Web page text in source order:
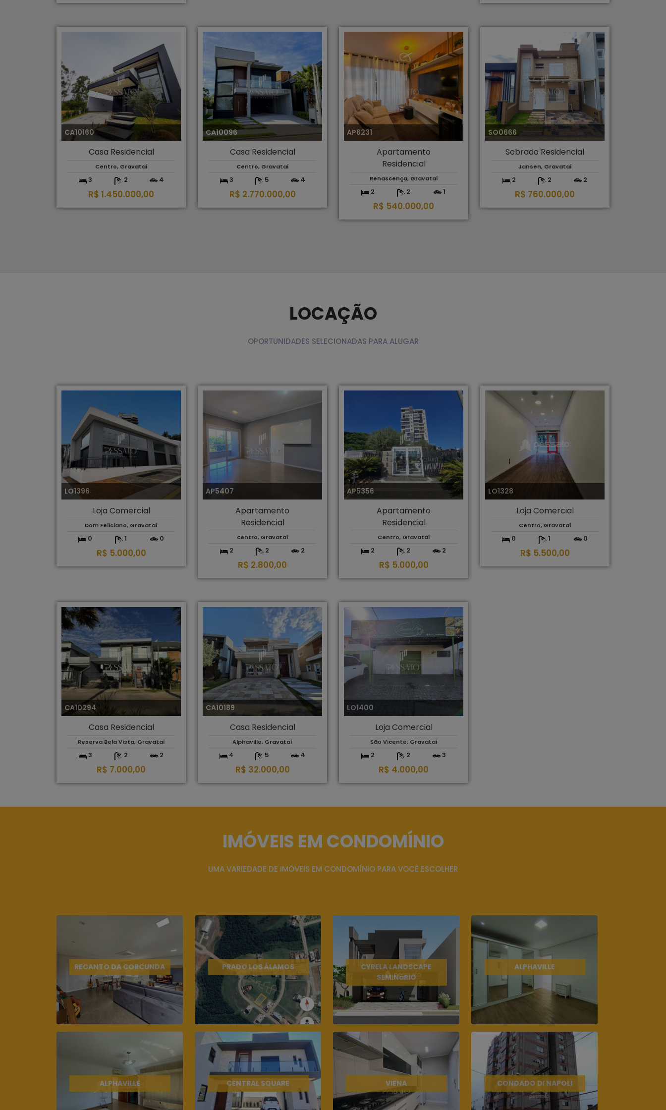
CA10160
Casa Residencial
Centro, Gravataí
3 2 4
R$ 1.450.000,00
CA10096
Casa Residencial
Centro, Gravataí
3 5 4
R$ 2.770.000,00
AP6231
Apartamento
Residencial
Renascença, Gravataí
2 2 1
R$ 540.000,00
SO0666
Sobrado Residencial
Jansen, Gravataí
2 2 2
R$ 760.000,00
LOCAÇÃO
OPORTUNIDADES SELECIONADAS PARA ALUGAR
LO1396
Loja Comercial
Dom Feliciano, Gravataí
0 1 0
R$ 5.000,00
AP5407
Apartamento
Residencial
centro, Gravataí
2 2 2
R$ 2.800,00
AP5356
Apartamento
Residencial
Centro, Gravataí
2 2 2
R$ 5.000,00
LO1328
Loja Comercial
Centro, Gravataí
0 1 0
R$ 5.500,00
CA10294
Casa Residencial
Reserva Bela Vista, Gravataí
3 2 2
R$ 7.000,00
CA10189
Casa Residencial
Alphaville, Gravataí
4 5 4
R$ 32.000,00
LO1400
Loja Comercial
São Vicente, Gravataí
2 2 3
R$ 4.000,00
IMÓVEIS EM CONDOMÍNIO
UMA VARIEDADE DE IMÓVEIS EM CONDOMÍNIO PARA VOCÊ ESCOLHER
RECANTO DA CORCUNDA PRADO LOS ÁLAMOS
CYRELA LANDSCAPE
SEMINáRIO
ALPHAVILLE
ALPHAVILLE CENTRAL SQUARE VIENA CONDADO DI NAPOLI